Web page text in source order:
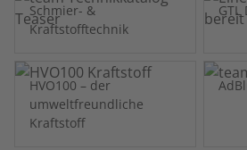
Schmier- &
Kraftstofftechnik
GTL
HVO100 – der
umweltfreundliche
Kraftstoff